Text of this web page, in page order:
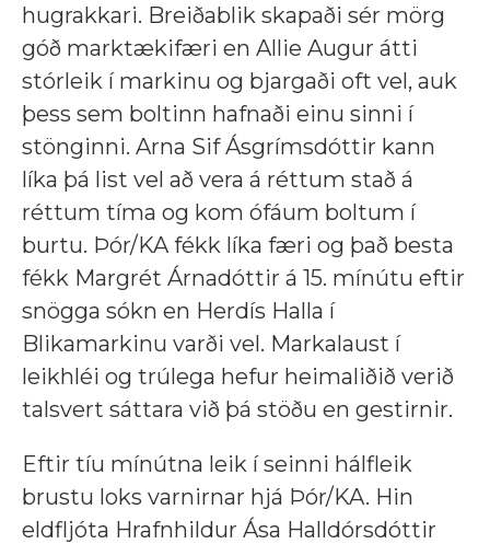
hugrakkari. Breiðablik skapaði sér mörg
góð marktækifæri en Allie Augur átti
stórleik í markinu og bjargaði oft vel, auk
þess sem boltinn hafnaði einu sinni í
stönginni. Arna Sif Ásgrímsdóttir kann
líka þá list vel að vera á réttum stað á
réttum tíma og kom ófáum boltum í
burtu. Þór/KA fékk líka færi og það besta
fékk Margrét Árnadóttir á 15. mínútu eftir
snögga sókn en Herdís Halla í
Blikamarkinu varði vel. Markalaust í
leikhléi og trúlega hefur heimaliðið verið
talsvert sáttara við þá stöðu en gestirnir.
Eftir tíu mínútna leik í seinni hálfleik
brustu loks varnirnar hjá Þór/KA. Hin
eldfljóta Hrafnhildur Ása Halldórsdóttir